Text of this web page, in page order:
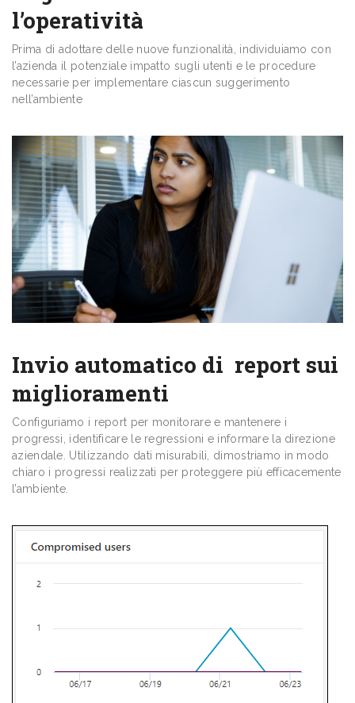
l’operatività
Prima di adottare delle nuove funzionalità, individuiamo con
l’azienda il potenziale impatto sugli utenti e le procedure
necessarie per implementare ciascun suggerimento
nell’ambiente
Invio automatico di report sui
miglioramenti
Configuriamo i report per monitorare e mantenere i
progressi, identificare le regressioni e informare la direzione
aziendale. Utilizzando dati misurabili, dimostriamo in modo
chiaro i progressi realizzati per proteggere più efficacemente
l’ambiente.